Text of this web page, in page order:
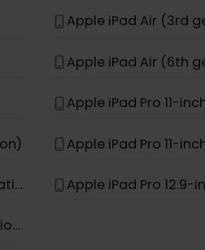
Apple iPhone 17e